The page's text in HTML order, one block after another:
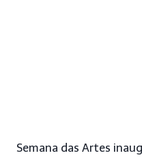
Semana das Artes